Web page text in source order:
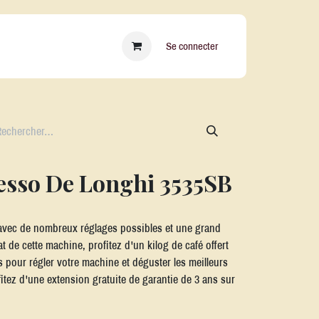
Qui sommes nous ? Se connecter
De Longhi 3535SB
de nombreux réglages possibles et une grand
de cette machine, profitez d'un kilog de café offert
régler votre machine et déguster les meilleurs
d'une extension gratuite de garantie de 3 ans sur